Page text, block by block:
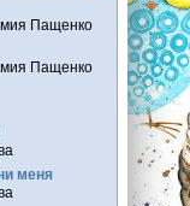
Пащенко
Пащенко
меня